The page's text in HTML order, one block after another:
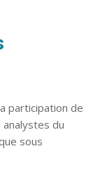
participation de
du
sous